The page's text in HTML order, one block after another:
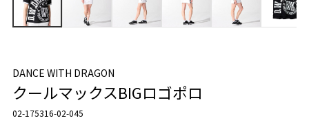
DANCE WITH DRAGON
クールマックスBIGロゴポロ
02-175316-02-045